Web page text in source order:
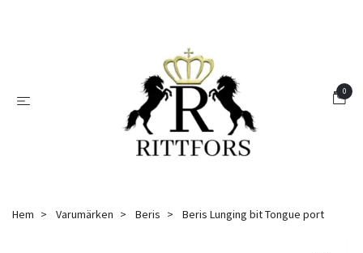
0
Hem Varumärken Beris Beris Lunging bit Tongue port